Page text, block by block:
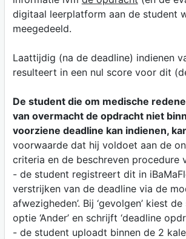
digitaal leerplatform aan de student
meegedeeld.
Laattijdig (na de deadline) indienen
resulteert in een nul score voor dit
De student die om medische
van overmacht de opdracht niet
voorziene deadline kan indienen,
voorwaarde dat hij voldoet aan de
criteria en de beschreven procedure
- de student registreert dit in
verstrijken van de deadline via de
afwezigheden’. Bij ‘gevolgen’ kiest
optie ‘Ander’ en schrijft ‘deadline
- de student uploadt binnen de 2